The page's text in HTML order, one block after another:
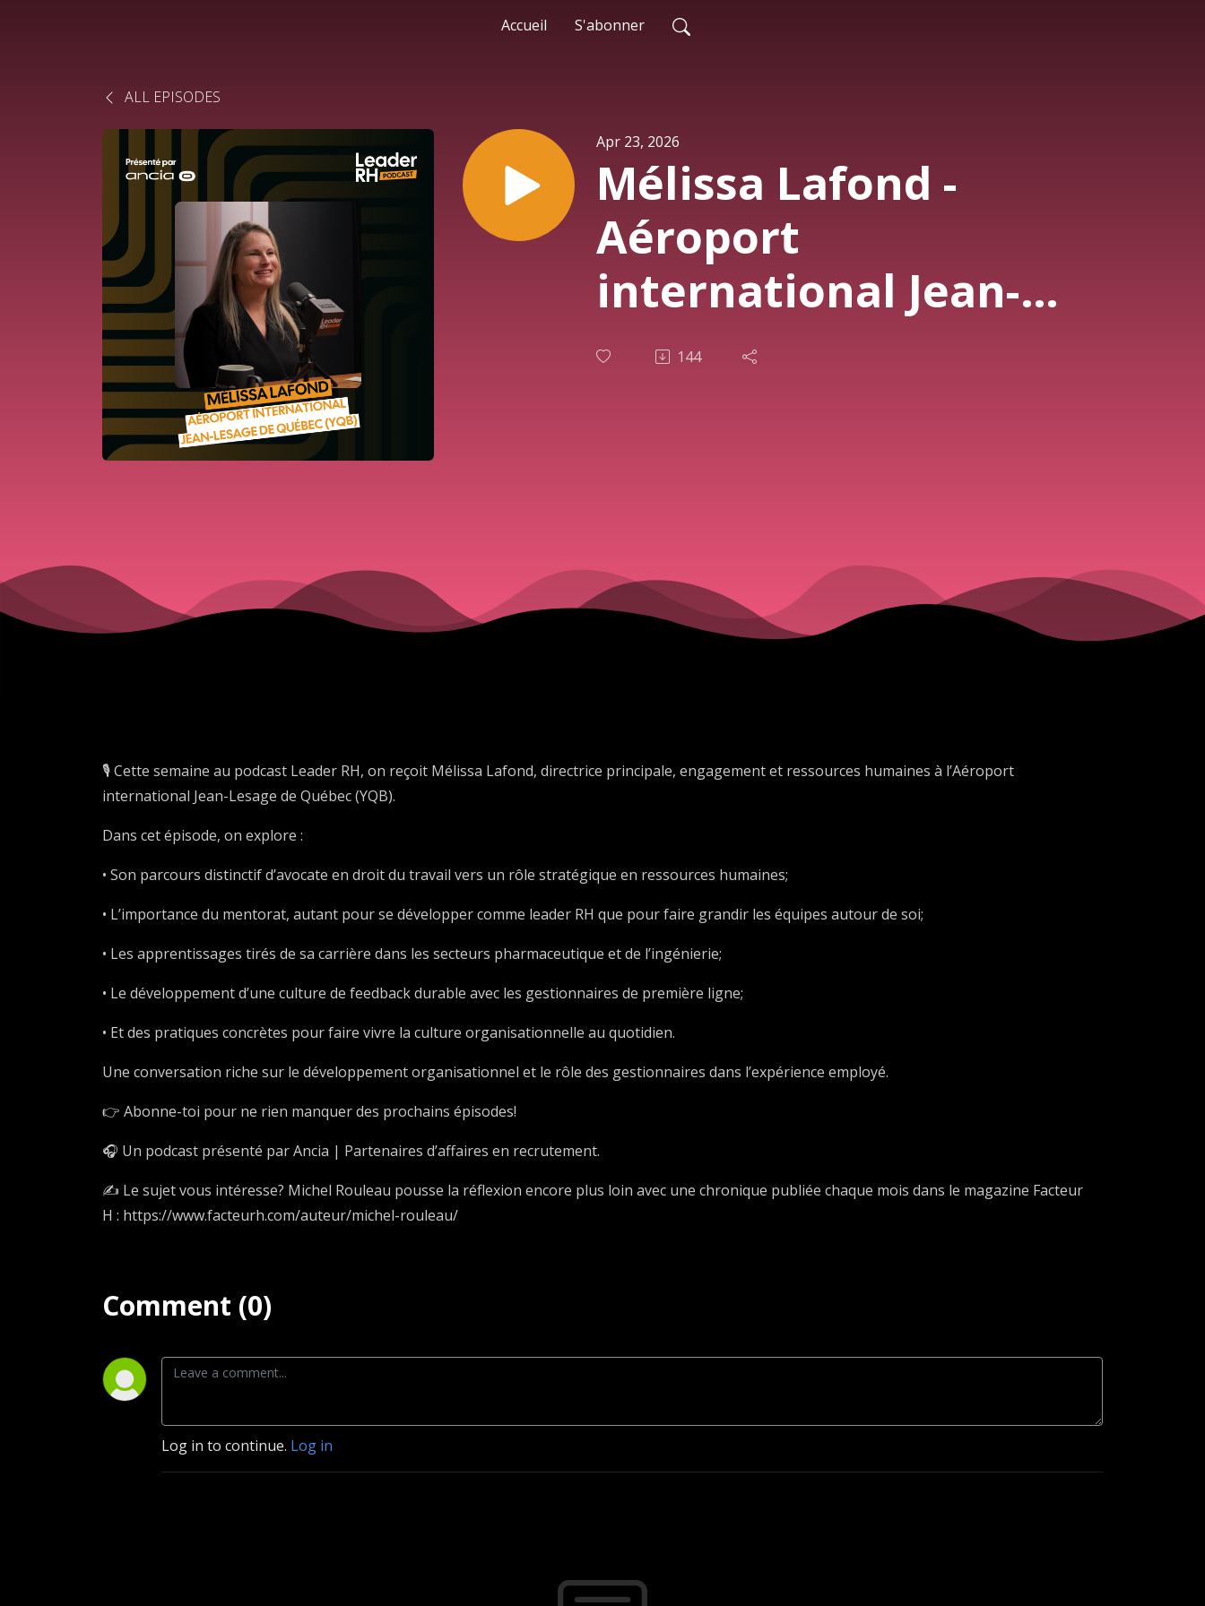
Accueil S'abonner
ALL EPISODES
Apr 23, 2026
Mélissa Lafond -
Aéroport
international Jean-
Lesage de Québec
144
🎙️ Cette semaine au podcast Leader RH, on reçoit Mélissa Lafond, directrice principale, engagement et ressources humaines à l’Aéroport
international Jean-Lesage de Québec (YQB).
Dans cet épisode, on explore :
• Son parcours distinctif d’avocate en droit du travail vers un rôle stratégique en ressources humaines;
• L’importance du mentorat, autant pour se développer comme leader RH que pour faire grandir les équipes autour de soi;
• Les apprentissages tirés de sa carrière dans les secteurs pharmaceutique et de l’ingénierie;
• Le développement d’une culture de feedback durable avec les gestionnaires de première ligne;
• Et des pratiques concrètes pour faire vivre la culture organisationnelle au quotidien.
Une conversation riche sur le développement organisationnel et le rôle des gestionnaires dans l’expérience employé.
👉 Abonne-toi pour ne rien manquer des prochains épisodes!
🎧 Un podcast présenté par Ancia | Partenaires d’affaires en recrutement.
✍️ Le sujet vous intéresse? Michel Rouleau pousse la réflexion encore plus loin avec une chronique publiée chaque mois dans le magazine Facteur
H : https://www.facteurh.com/auteur/michel-rouleau/
Comment (0)
Log in to continue. Log in